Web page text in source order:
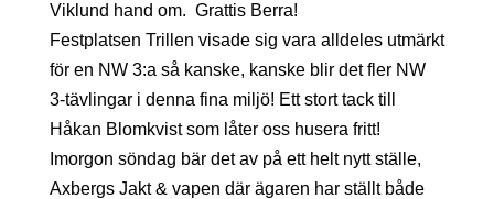
Viklund hand om. Grattis Berra!
Festplatsen Trillen visade sig vara alldeles utmärkt
för en NW 3:a så kanske, kanske blir det fler NW
3-tävlingar i denna fina miljö! Ett stort tack till
Håkan Blomkvist som låter oss husera fritt!
Imorgon söndag bär det av på ett helt nytt ställe,
Axbergs Jakt & vapen där ägaren har ställt både